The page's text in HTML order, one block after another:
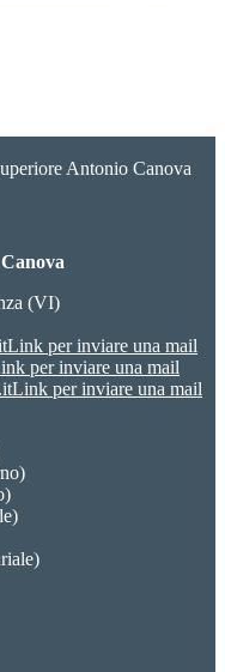
Antonio Canova
(VI)
Link per inviare una mail
per inviare una mail
Link per inviare una mail